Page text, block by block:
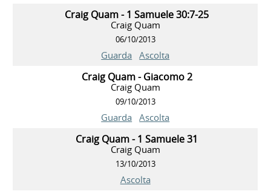
Craig Quam - 1 Samuele 30:7-25
Craig Quam
06/10/2013
Guarda Ascolta
Craig Quam - Giacomo 2
Craig Quam
09/10/2013
Guarda Ascolta
Craig Quam - 1 Samuele 31
Craig Quam
13/10/2013
Ascolta